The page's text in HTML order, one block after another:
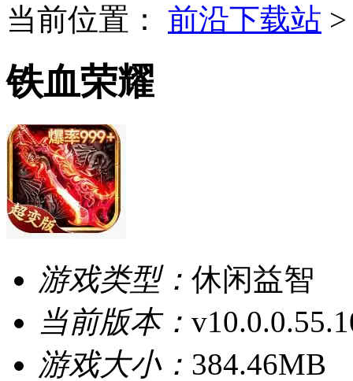
当前位置：
前沿下载站
铁血荣耀
游戏类型： 休闲益智
当前版本：
游戏大小： 384.46MB